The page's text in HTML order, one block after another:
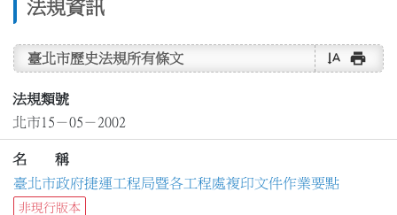
法規資訊
臺北市歷史法規所有條文 text_rotate_vertical print
法規類號
北市15－05－2002
名 稱
臺北市政府捷運工程局暨各工程處複印文件作業要點
非現行版本